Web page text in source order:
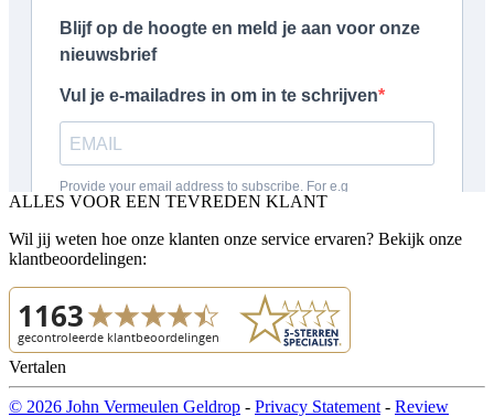
ALLES VOOR EEN TEVREDEN KLANT
Wil jij weten hoe onze klanten onze service ervaren? Bekijk onze
klantbeoordelingen:
Vertalen
© 2026 John Vermeulen Geldrop - Privacy Statement - Review